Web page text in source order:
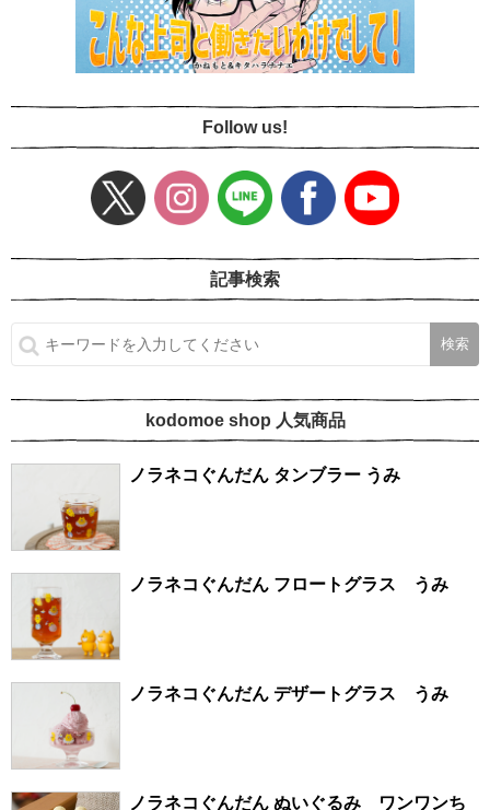
Follow us!
記事検索
kodomoe shop 人気商品
ノラネコぐんだん タンブラー うみ
ノラネコぐんだん フロートグラス うみ
ノラネコぐんだん デザートグラス うみ
ノラネコぐんだん ぬいぐるみ ワンワンち